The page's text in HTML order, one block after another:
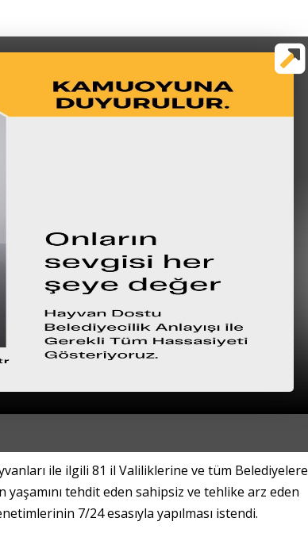
ile ilgili 81 il Valiliklerine ve tüm Belediyelere
tehdit eden sahipsiz ve tehlike arz eden
7/24 esasıyla yapılması istendi.